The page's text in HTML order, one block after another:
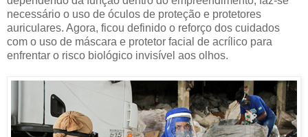
necessário o uso de óculos de proteção e protetores
auriculares. Agora, ficou definido o reforço dos cuidados
com o uso de máscara e protetor facial de acrílico para
enfrentar o risco biológico invisível aos olhos.